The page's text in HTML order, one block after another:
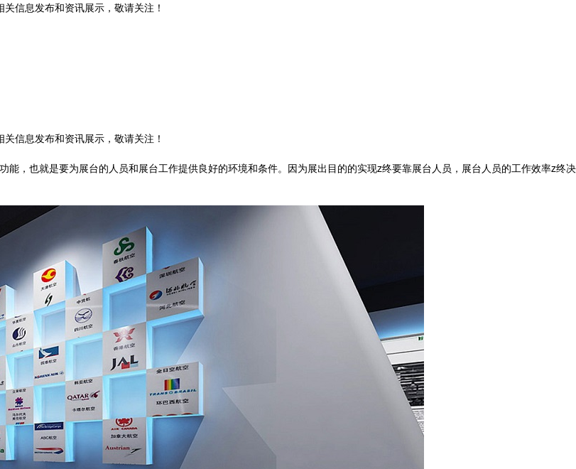
信息发布和资讯展示，敬请关注！
信息发布和资讯展示，敬请关注！
，也就是要为展台的人员和展台工作提供良好的环境和条件。因为展出目的的实现z终要靠展台人员，展台人员的工作效率z终决